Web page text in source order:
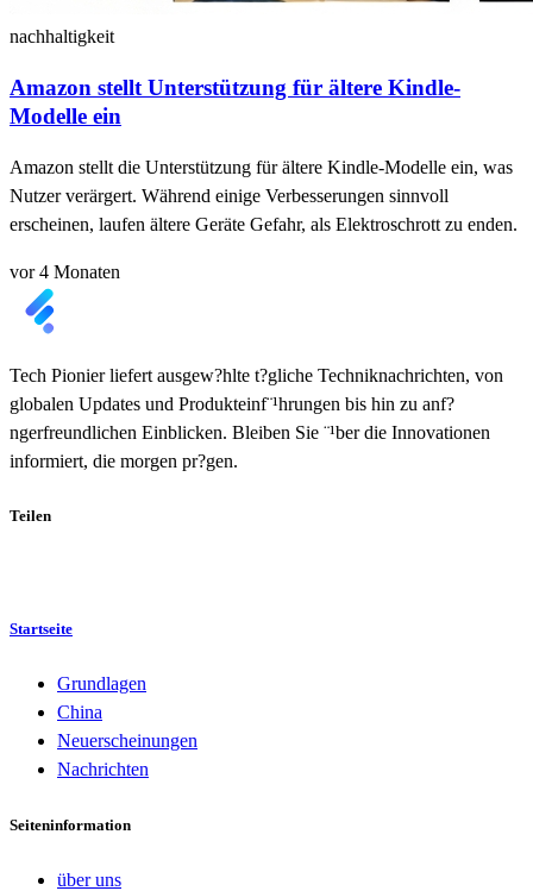
nachhaltigkeit
Amazon stellt Unterstützung für ältere Kindle-
Modelle ein
Amazon stellt die Unterstützung für ältere Kindle-Modelle ein, was
Nutzer verärgert. Während einige Verbesserungen sinnvoll
erscheinen, laufen ältere Geräte Gefahr, als Elektroschrott zu enden.
vor 4 Monaten
Tech Pionier liefert ausgew?hlte t?gliche Techniknachrichten, von
globalen Updates und Produkteinf¨¹hrungen bis hin zu anf?
ngerfreundlichen Einblicken. Bleiben Sie ¨¹ber die Innovationen
informiert, die morgen pr?gen.
Teilen
Startseite
Grundlagen
China
Neuerscheinungen
Nachrichten
Seiteninformation
über uns